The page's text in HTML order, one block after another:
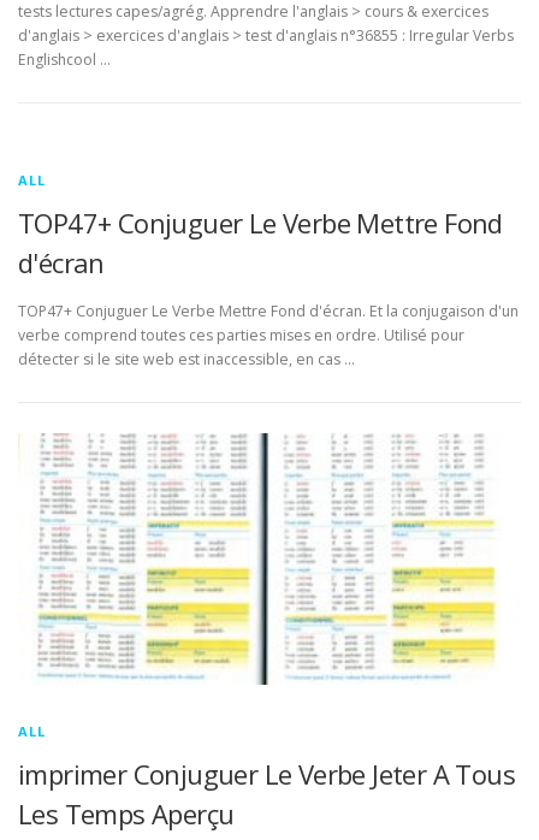
tests lectures capes/agrég. Apprendre l'anglais > cours & exercices
d'anglais > exercices d'anglais > test d'anglais n°36855 : Irregular Verbs
Englishcool …
ALL
TOP47+ Conjuguer Le Verbe Mettre Fond
d'écran
TOP47+ Conjuguer Le Verbe Mettre Fond d'écran. Et la conjugaison d'un
verbe comprend toutes ces parties mises en ordre. Utilisé pour
détecter si le site web est inaccessible, en cas …
ALL
imprimer Conjuguer Le Verbe Jeter A Tous
Les Temps Aperçu